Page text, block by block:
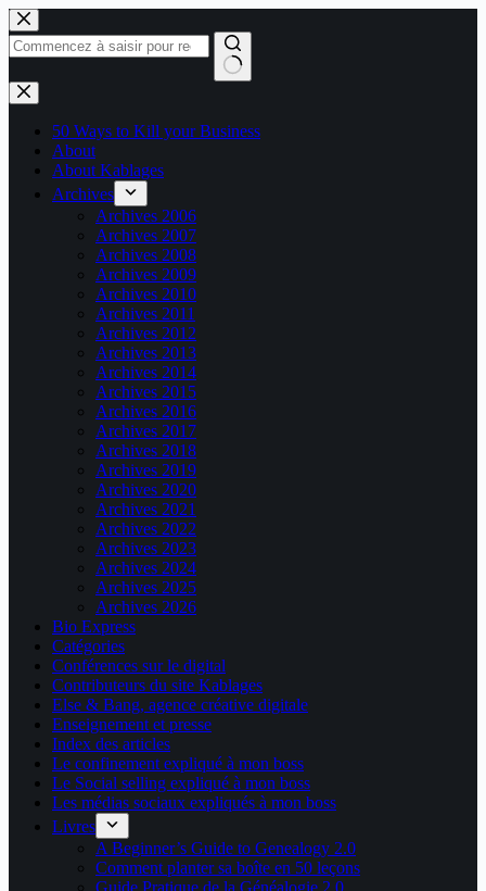
Passer
au
contenu
Aucun
résultat
50 Ways to Kill your Business
About
About Kablages
Archives
Archives 2006
Archives 2007
Archives 2008
Archives 2009
Archives 2010
Archives 2011
Archives 2012
Archives 2013
Archives 2014
Archives 2015
Archives 2016
Archives 2017
Archives 2018
Archives 2019
Archives 2020
Archives 2021
Archives 2022
Archives 2023
Archives 2024
Archives 2025
Archives 2026
Bio Express
Catégories
Conférences sur le digital
Contributeurs du site Kablages
Else & Bang, agence créative digitale
Enseignement et presse
Index des articles
Le confinement expliqué à mon boss
Le Social selling expliqué à mon boss
Les médias sociaux expliqués à mon boss
Livres
A Beginner’s Guide to Genealogy 2.0
Comment planter sa boîte en 50 leçons
Guide Pratique de la Généalogie 2.0